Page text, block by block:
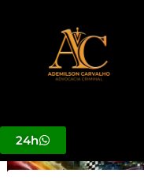
conteúdo
24h